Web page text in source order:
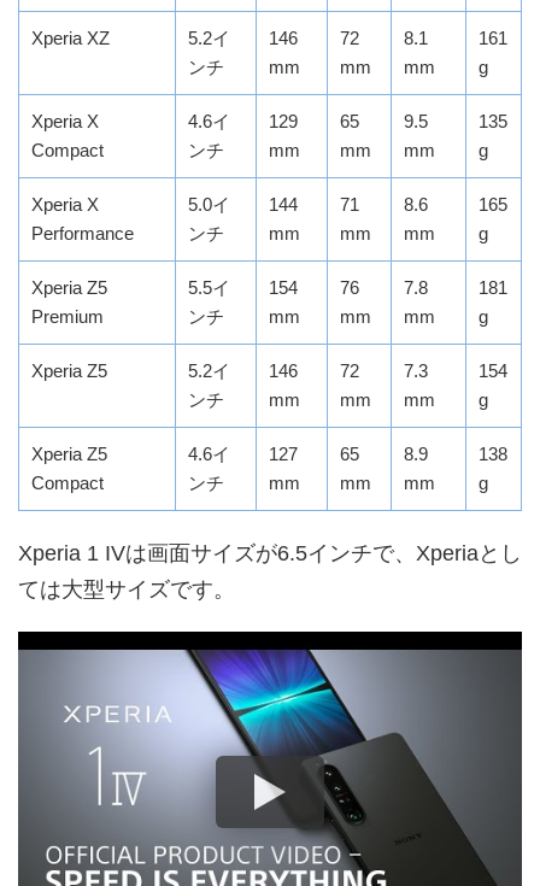
Xperia XZ
5.2イ
ンチ
146
mm
72
mm
8.1
mm
161
g
Xperia X
Compact
4.6イ
ンチ
129
mm
65
mm
9.5
mm
135
g
Xperia X
Performance
5.0イ
ンチ
144
mm
71
mm
8.6
mm
165
g
Xperia Z5
Premium
5.5イ
ンチ
154
mm
76
mm
7.8
mm
181
g
Xperia Z5
5.2イ
ンチ
146
mm
72
mm
7.3
mm
154
g
Xperia Z5
Compact
4.6イ
ンチ
127
mm
65
mm
8.9
mm
138
g
Xperia 1 IVは画面サイズが6.5インチで、Xperiaとし
ては大型サイズです。